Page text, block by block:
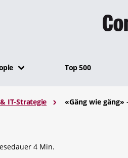
Top 500
IT-Strategie «Gäng wie gäng»
4 Min.